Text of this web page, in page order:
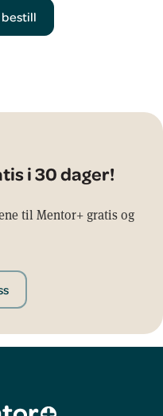
bestill
i 30 dager!
til Mentor+ gratis og